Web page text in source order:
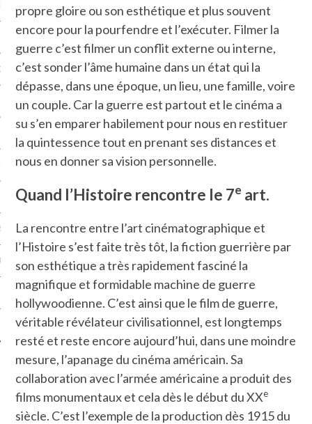
EN VOD
propre gloire ou son esthétique et plus souvent
encore pour la pourfendre et l’exécuter. Filmer la
guerre c’est filmer un conflit externe ou interne,
c’est sonder l’âme humaine dans un état qui la
dépasse, dans une époque, un lieu, une famille, voire
un couple. Car la guerre est partout et le cinéma a
su s’en emparer habilement pour nous en restituer
la quintessence tout en prenant ses distances et
nous en donner sa vision personnelle.
Quand l’Histoire rencontre le 7e art.
La rencontre entre l’art cinématographique et
l’Histoire s’est faite très tôt, la fiction guerrière par
son esthétique a très rapidement fasciné la
magnifique et formidable machine de guerre
hollywoodienne. C’est ainsi que le film de guerre,
véritable révélateur civilisationnel, est longtemps
resté et reste encore aujourd’hui, dans une moindre
mesure, l’apanage du cinéma américain. Sa
collaboration avec l’armée américaine a produit des
films monumentaux et cela dès le début du XXe
siècle. C’est l’exemple de la production dès 1915 du